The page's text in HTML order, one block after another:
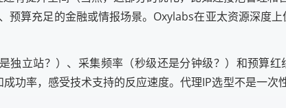
算充足的金融或情报场景。Oxylabs在亚太资源深度
立站？）、采集频率（秒级还是分钟级？）和预算
功率，感受技术支持的反应速度。代理IP选型不是一次